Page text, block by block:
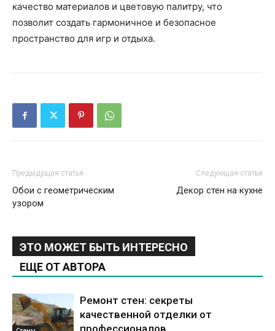
качество материалов и цветовую палитру, что
позволит создать гармоничное и безопасное
пространство для игр и отдыха.
Предыдущая статья
Обои с геометрическим
узором
Следующая статья
Декор стен на кухне
ЭТО МОЖЕТ БЫТЬ ИНТЕРЕСНО
ЕЩЕ ОТ АВТОРА
Ремонт стен: секреты
качественной отделки от